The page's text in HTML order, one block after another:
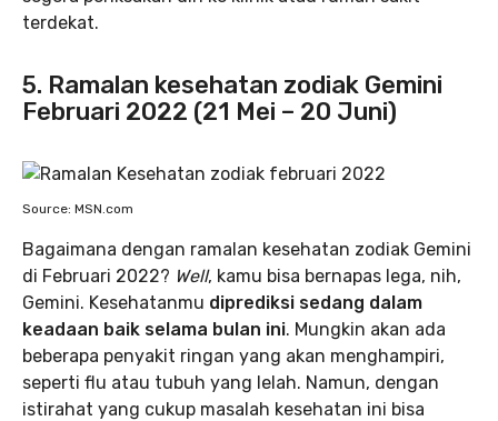
terdekat.
5. Ramalan kesehatan zodiak Gemini
Februari 2022 (21 Mei – 20 Juni)
Source: MSN.com
Bagaimana dengan ramalan kesehatan zodiak Gemini
di Februari 2022? Well, kamu bisa bernapas lega, nih,
Gemini. Kesehatanmu diprediksi sedang dalam
keadaan baik selama bulan ini. Mungkin akan ada
beberapa penyakit ringan yang akan menghampiri,
seperti flu atau tubuh yang lelah. Namun, dengan
istirahat yang cukup masalah kesehatan ini bisa